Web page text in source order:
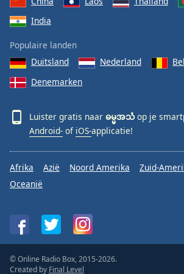
India
Populaire landen
Duitsland
Nederland
Denemarken
Luister gratis naar ဓမ္မအသံ op je
Android- of iOS-applicatie!
Afrika Azië Noord Amerika Zuid-
Oceanië
© Online Radio Box, 2015-2026.
Created by Final Level